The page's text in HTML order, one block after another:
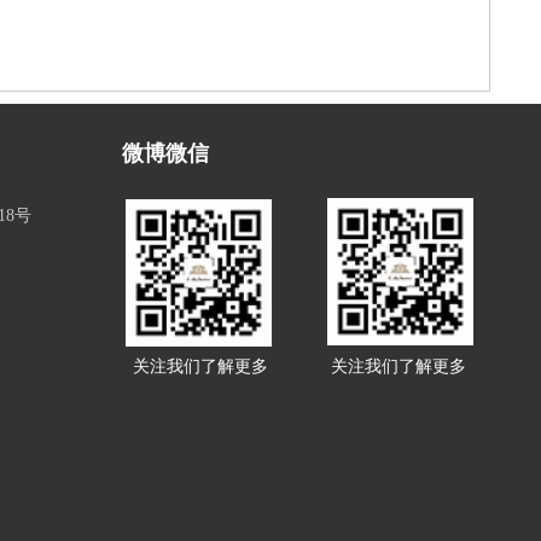
号
微博微信
关注我们了解更多 关注我们了解更多